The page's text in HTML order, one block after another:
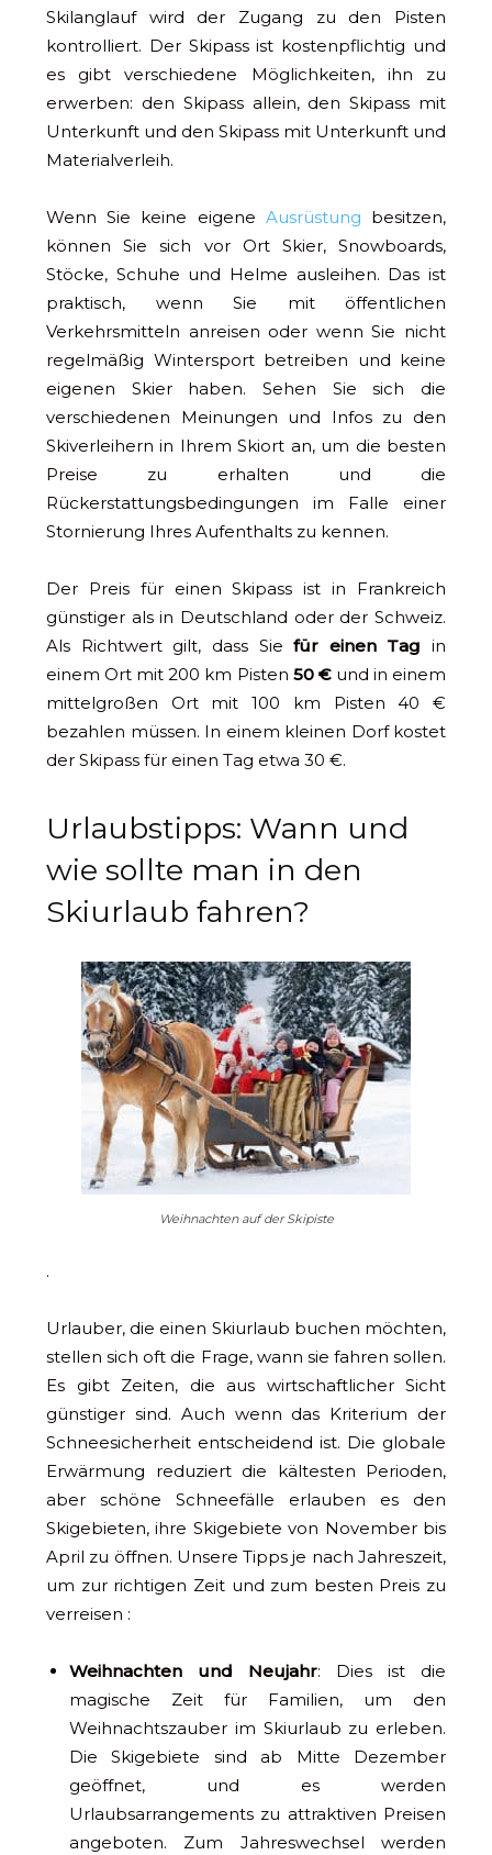
Skilanglauf wird der Zugang zu den Pisten
kontrolliert. Der Skipass ist kostenpflichtig und
es gibt verschiedene Möglichkeiten, ihn zu
erwerben: den Skipass allein, den Skipass mit
Unterkunft und den Skipass mit Unterkunft und
Materialverleih.
Wenn Sie keine eigene Ausrüstung besitzen,
können Sie sich vor Ort Skier, Snowboards,
Stöcke, Schuhe und Helme ausleihen. Das ist
praktisch, wenn Sie mit öffentlichen
Verkehrsmitteln anreisen oder wenn Sie nicht
regelmäßig Wintersport betreiben und keine
eigenen Skier haben. Sehen Sie sich die
verschiedenen Meinungen und Infos zu den
Skiverleihern in Ihrem Skiort an, um die besten
Preise zu erhalten und die
Rückerstattungsbedingungen im Falle einer
Stornierung Ihres Aufenthalts zu kennen.
Der Preis für einen Skipass ist in Frankreich
günstiger als in Deutschland oder der Schweiz.
Als Richtwert gilt, dass Siefür einen Tag in
einem Ort mit 200 km Pisten 50 €und in einem
mittelgroßen Ort mit 100 km Pisten 40 €
bezahlen müssen. In einem kleinen Dorf kostet
der Skipass für einen Tag etwa 30 €.
Urlaubstipps: Wann und
wie sollte man in den
Skiurlaub fahren?
Weihnachten auf der Skipiste
.
Urlauber, die einen Skiurlaub buchen möchten,
stellen sich oft die Frage, wann sie fahren sollen.
Es gibt Zeiten, die aus wirtschaftlicher Sicht
günstiger sind. Auch wenn das Kriterium der
Schneesicherheit entscheidend ist. Die globale
Erwärmung reduziert die kältesten Perioden,
aber schöne Schneefälle erlauben es den
Skigebieten, ihre Skigebiete von November bis
April zu öffnen. Unsere Tipps je nach Jahreszeit,
um zur richtigen Zeit und zum besten Preis zu
verreisen :
Weihnachten und Neujahr: Dies ist die
magische Zeit für Familien, um den
Weihnachtszauber im Skiurlaub zu erleben.
Die Skigebiete sind ab Mitte Dezember
geöffnet, und es werden
Urlaubsarrangements zu attraktiven Preisen
angeboten. Zum Jahreswechsel werden